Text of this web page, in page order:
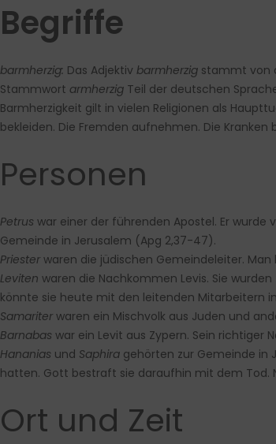
Begriffe
barmherzig: Das Adjektiv barmherzig stammt von
Stammwort armherzig Teil der deutschen
Barmherzigkeit gilt in vielen Religionen als
bekleiden. Die Fremden aufnehmen. Die
Personen
Petrus war einer der führenden Apostel. Er wurde
Gemeinde in Jerusalem (Apg 2,37-47).
Priester waren die jüdischen Gemeindeleiter.
Leviten waren die Nachkommen Levis. Sie
könnte sie heute mit den leitenden Mitarbeitern
Samariter waren ein Mischvolk aus Juden und
Barnabas war ein Levit aus Zypern. Sein richtiger
Hananias und Saphira gehörten zur Gemeinde in
hatten. Gott bestraft sie daraufhin mit dem Tod.
Ort und Zeit